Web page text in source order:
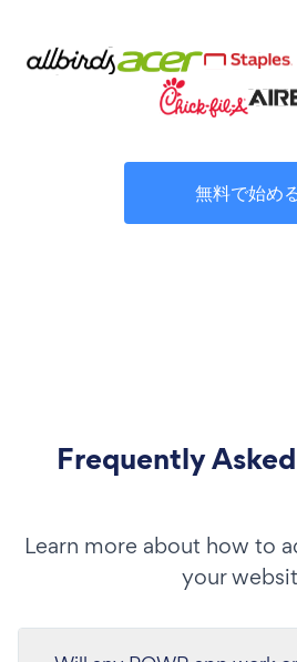
無料で始め
Frequently
Learn more about how to
your